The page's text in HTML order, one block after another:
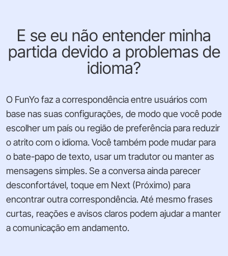
E se eu não entender minha
partida devido a problemas de
idioma?
O FunYo faz a correspondência entre usuários com
base nas suas configurações, de modo que você pode
escolher um país ou região de preferência para reduzir
o atrito com o idioma. Você também pode mudar para
o bate-papo de texto, usar um tradutor ou manter as
mensagens simples. Se a conversa ainda parecer
desconfortável, toque em Next (Próximo) para
encontrar outra correspondência. Até mesmo frases
curtas, reações e avisos claros podem ajudar a manter
a comunicação em andamento.